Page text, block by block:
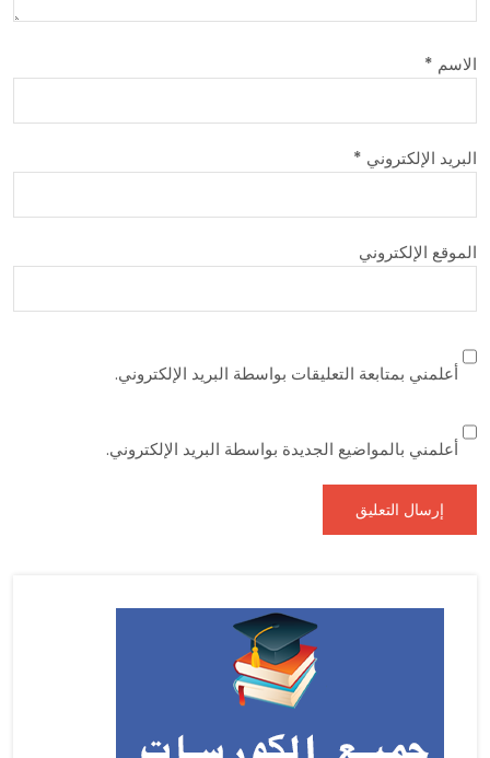
الاسم *
البريد الإلكتروني *
الموقع الإلكتروني
أعلمني بمتابعة التعليقات بواسطة البريد الإلكتروني.
أعلمني بالمواضيع الجديدة بواسطة البريد الإلكتروني.